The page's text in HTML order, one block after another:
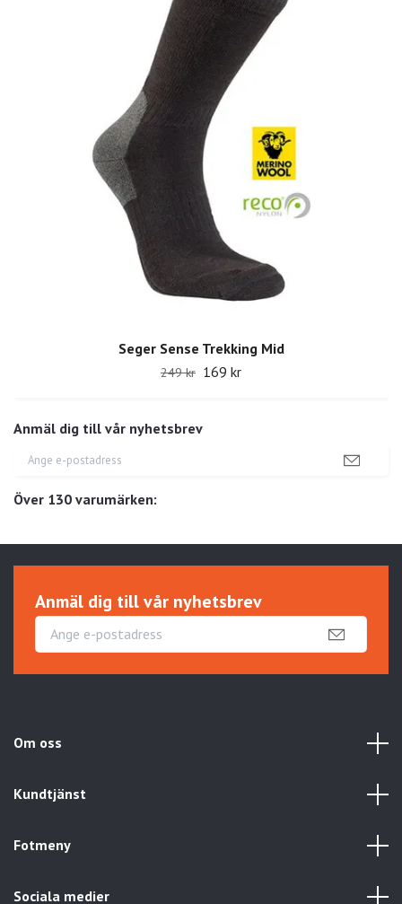
Anmäl dig till vår nyhetsbrev
Över 130 varumärken:
Seger Sense Trekking Mid
249 kr 169 kr
Anmäl dig till vår nyhetsbrev
Om oss
Kundtjänst
Fotmeny
Sociala medier